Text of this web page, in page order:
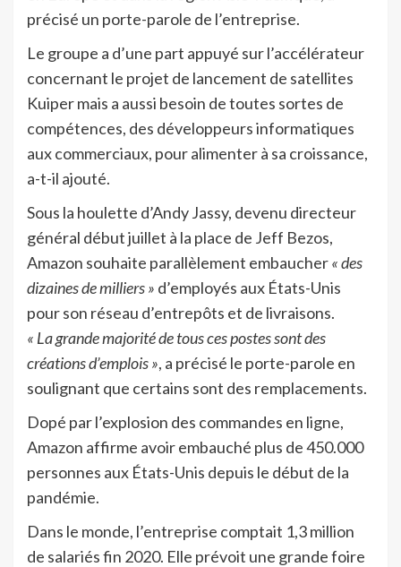
précisé un porte-parole de l’entreprise.
Le groupe a d’une part appuyé sur l’accélérateur
concernant le projet de lancement de satellites
Kuiper mais a aussi besoin de toutes sortes de
compétences, des développeurs informatiques
aux commerciaux, pour alimenter à sa croissance,
a-t-il ajouté.
Sous la houlette d’Andy Jassy, devenu directeur
général début juillet à la place de Jeff Bezos,
Amazon souhaite parallèlement embaucher« des
dizaines de milliers » d’employés aux États-Unis
pour son réseau d’entrepôts et de livraisons.
« La grande majorité de tous ces postes sont des
créations d’emplois », a précisé le porte-parole en
soulignant que certains sont des remplacements.
Dopé par l’explosion des commandes en ligne,
Amazon affirme avoir embauché plus de 450.000
personnes aux États-Unis depuis le début de la
pandémie.
Dans le monde, l’entreprise comptait 1,3 million
de salariés fin 2020. Elle prévoit une grande foire